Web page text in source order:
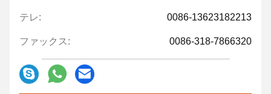
テレ: 0086-13623182213
ファックス: 0086-318-7866320